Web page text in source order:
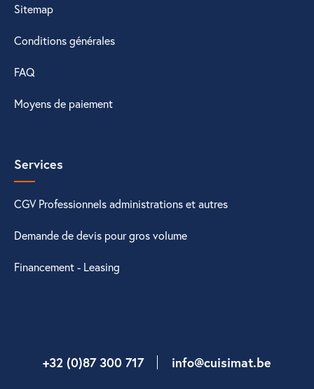
Sitemap
Conditions générales
FAQ
Moyens de paiement
Services
CGV Professionnels administrations et autres
Demande de devis pour gros volume
Financement - Leasing
+32 (0)87 300 717 info@cuisimat.be